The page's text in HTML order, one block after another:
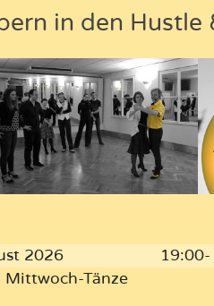
in den Hustle
2026
Mittwoch-Tänze